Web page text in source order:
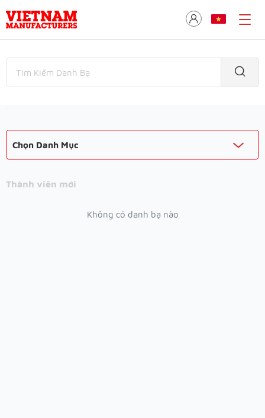
Chọn Danh Mục
Thành viên mới
Không có danh bạ nào